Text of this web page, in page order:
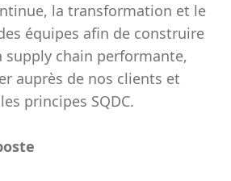
la transformation et le
équipes afin de construire
supply chain performante,
auprès de nos clients et
principes SQDC.